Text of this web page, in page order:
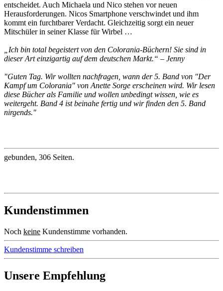
entscheidet. Auch Michaela und Nico stehen vor neuen
Herausforderungen. Nicos Smartphone verschwindet und ihm
kommt ein furchtbarer Verdacht. Gleichzeitig sorgt ein neuer
Mitschüler in seiner Klasse für Wirbel …
„Ich bin total begeistert von den Colorania-Büchern! Sie sind in
dieser Art einzigartig auf dem deutschen Markt.“ – Jenny
"Guten Tag. Wir wollten nachfragen, wann der 5. Band von "Der
Kampf um Colorania" von Anette Sorge erscheinen wird. Wir lesen
diese Bücher als Familie und wollen unbedingt wissen, wie es
weitergeht. Band 4 ist beinahe fertig und wir finden den 5. Band
nirgends."
gebunden, 306 Seiten.
Kundenstimmen
Noch keine Kundenstimme vorhanden.
Kundenstimme schreiben
Unsere Empfehlung